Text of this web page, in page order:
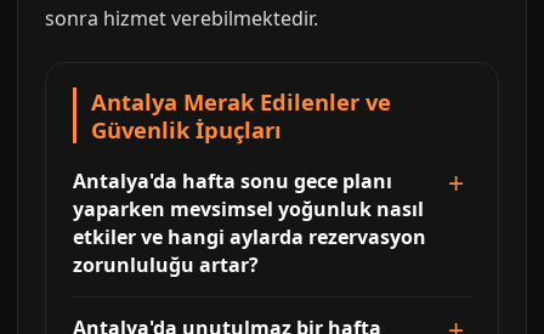
sonra hizmet verebilmektedir.
Antalya Merak Edilenler ve
Güvenlik İpuçları
Antalya'da hafta sonu gece planı
yaparken mevsimsel yoğunluk nasıl
etkiler ve hangi aylarda rezervasyon
zorunluluğu artar?
Antalya'da unutulmaz bir hafta